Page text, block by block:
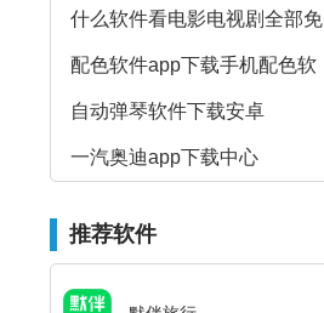
什么软件看电影电视剧全部免
费
配色软件app下载手机配色软
件下载
自动弹琴软件下载安卓
一汽奥迪app下载中心
推荐软件